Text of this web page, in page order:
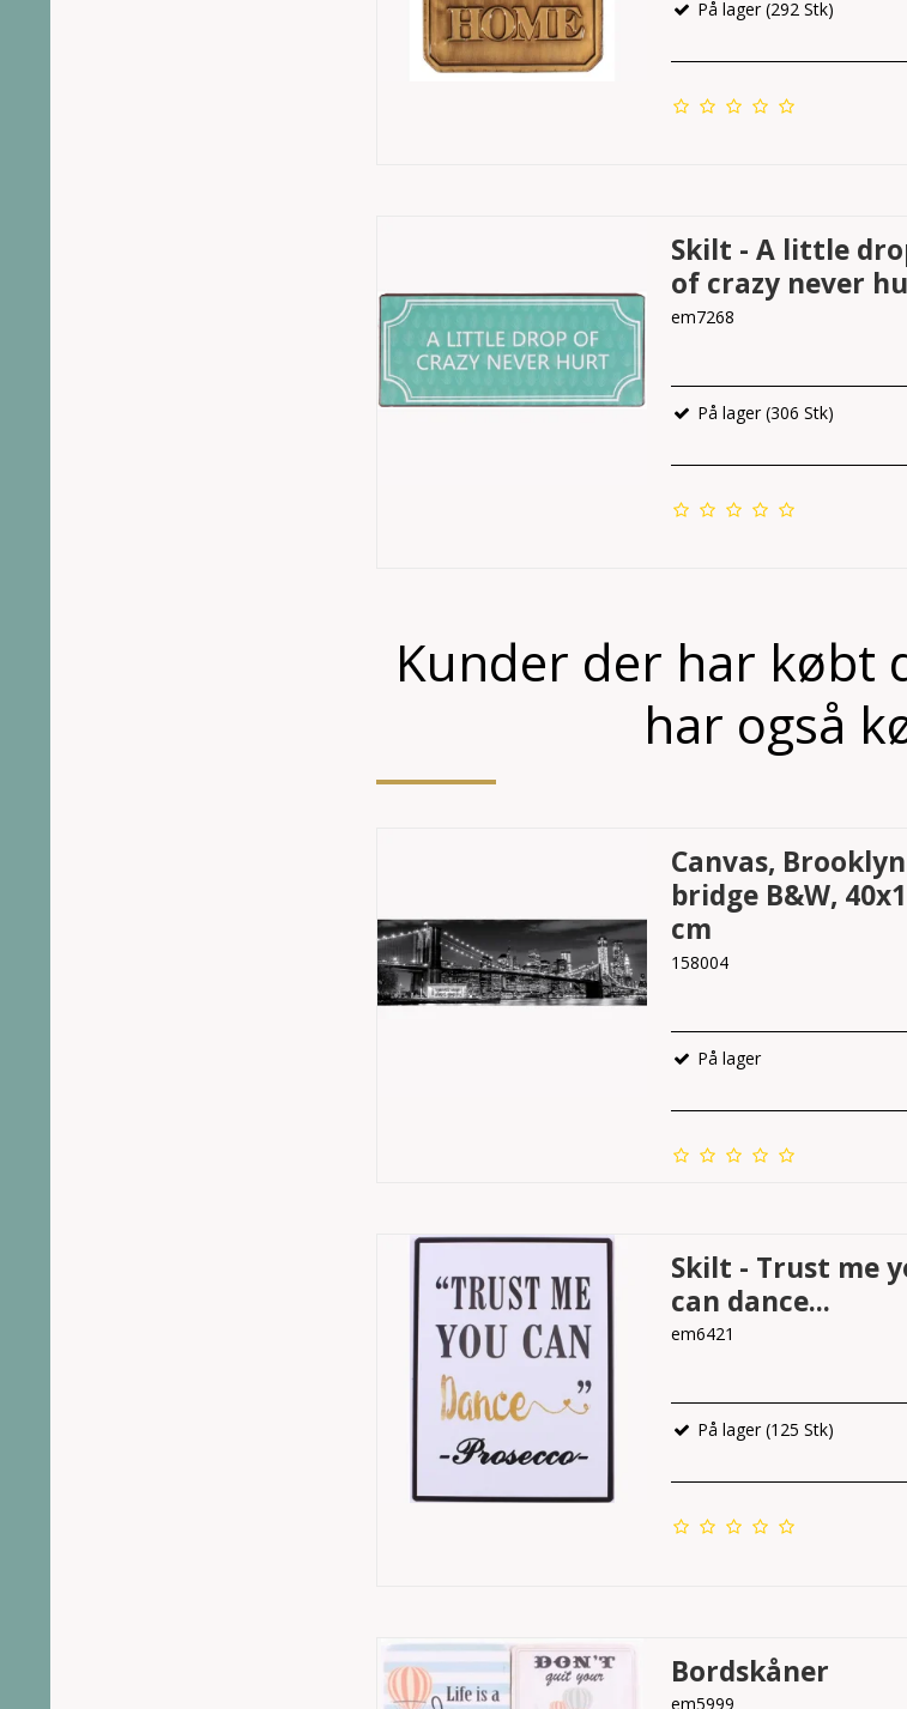
På lager (292 Stk)
Skilt - A little
of crazy never
em7268
På lager (306 Stk)
Kunder der har købt
har også
Canvas, Brooklyn
bridge B&W,
cm
158004
På lager
Skilt - Trust me
can dance...
em6421
På lager (125 Stk)
Bordskåner
em5999